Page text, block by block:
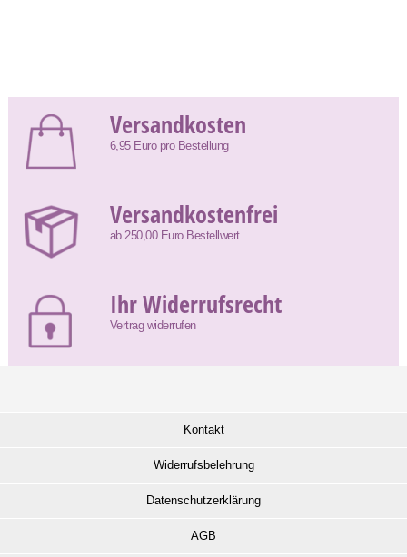
Versandkosten
6,95 Euro pro Bestellung
Versandkostenfrei
ab 250,00 Euro Bestellwert
Ihr Widerrufsrecht
Vertrag widerrufen
Kontakt
Widerrufsbelehrung
Datenschutzerklärung
AGB